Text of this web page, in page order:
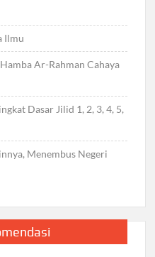
Ilmu
Ar-Rahman Cahaya
Dasar Jilid 1, 2, 3, 4, 5,
Menembus Negeri